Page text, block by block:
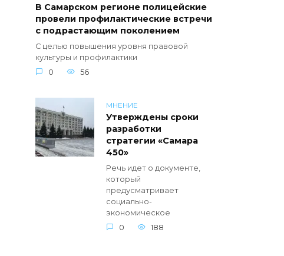
В Самарском регионе полицейские
провели профилактические встречи
с подрастающим поколением
С целью повышения уровня правовой
культуры и профилактики
0
56
МНЕНИЕ
Утверждены сроки
разработки
стратегии «Самара
450»
Речь идет о документе,
который
предусматривает
социально-
экономическое
0
188